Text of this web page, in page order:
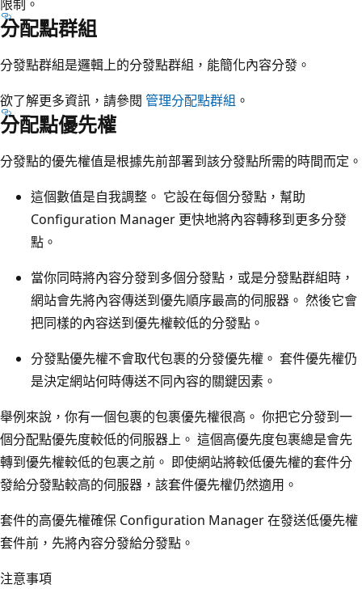
限制。
分配點群組
分發點群組是邏輯上的分發點群組，能簡化內容分發。
欲了解更多資訊，請參閱 管理分配點群組 。
分配點優先權
分發點的優先權值是根據先前部署到該分發點所需的時間而定。
這個數值是自我調整。 它設在每個分發點，幫助
Configuration Manager 更快地將內容轉移到更多分發
點。
當你同時將內容分發到多個分發點，或是分發點群組時，
網站會先將內容傳送到優先順序最高的伺服器。 然後它會
把同樣的內容送到優先權較低的分發點。
分發點優先權不會取代包裹的分發優先權。 套件優先權仍
是決定網站何時傳送不同內容的關鍵因素。
舉例來說，你有一個包裹的包裹優先權很高。 你把它分發到一
個分配點優先度較低的伺服器上。 這個高優先度包裹總是會先
轉到優先權較低的包裹之前。 即使網站將較低優先權的套件分
發給分發點較高的伺服器，該套件優先權仍然適用。
套件的高優先權確保 Configuration Manager 在發送低優先權
套件前，先將內容分發給分發點。
注意事項